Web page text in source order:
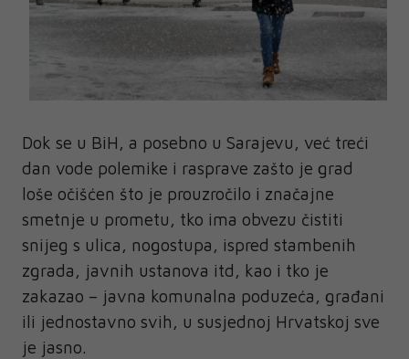
Dok se u BiH, a posebno u Sarajevu, već treći
dan vode polemike i rasprave zašto je grad
loše očišćen što je prouzročilo i značajne
smetnje u prometu, tko ima obvezu čistiti
snijeg s ulica, nogostupa, ispred stambenih
zgrada, javnih ustanova itd, kao i tko je
zakazao – javna komunalna poduzeća, građani
ili jednostavno svih, u susjednoj Hrvatskoj sve
je jasno.